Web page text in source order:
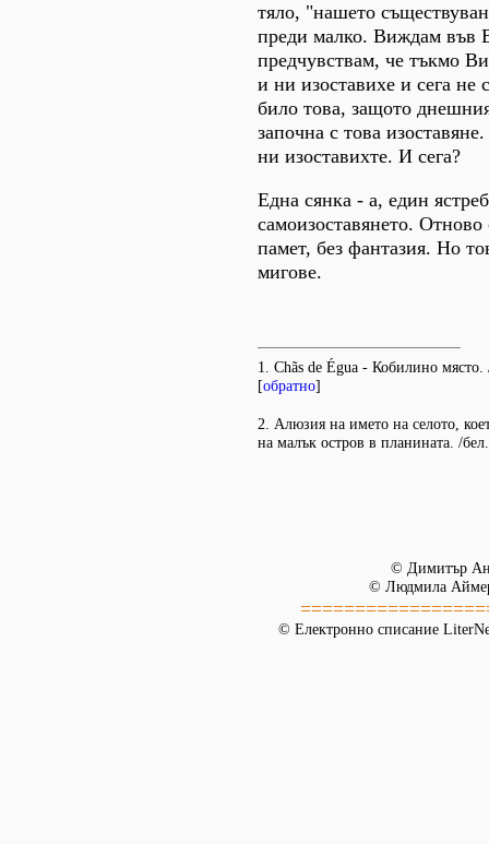
тяло, "нашето
преди малко. Виждам във
предчувствам, че тъкмо
и ни изоставихе и сега не
било това, защото
започна с това
ни изоставихте. И сега?
Една сянка - а, един
самоизоставянето.
памет, без фантазия. Но
мигове.
1. Chãs de Égua - Кобилино
[обратно]
2. Алюзия на името на селото,
на малък остров в планината. /
© Димитър
© Людмила
© Електронно списание